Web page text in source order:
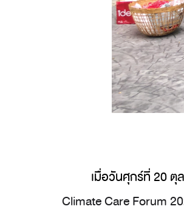
เมื่อวันศุกร์ที่ 20
Climate Care Forum